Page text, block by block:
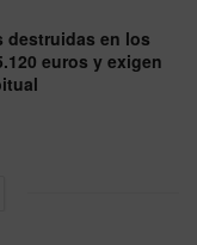
destruidas en los
euros y exigen